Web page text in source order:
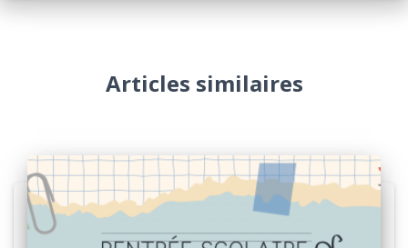
Articles similaires